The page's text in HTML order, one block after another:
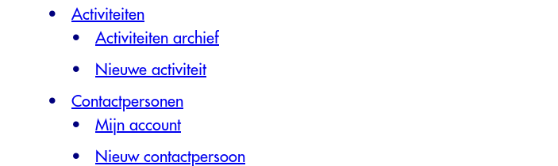
Activiteiten
Activiteiten archief
Nieuwe activiteit
Contactpersonen
Mijn account
Nieuw contactpersoon